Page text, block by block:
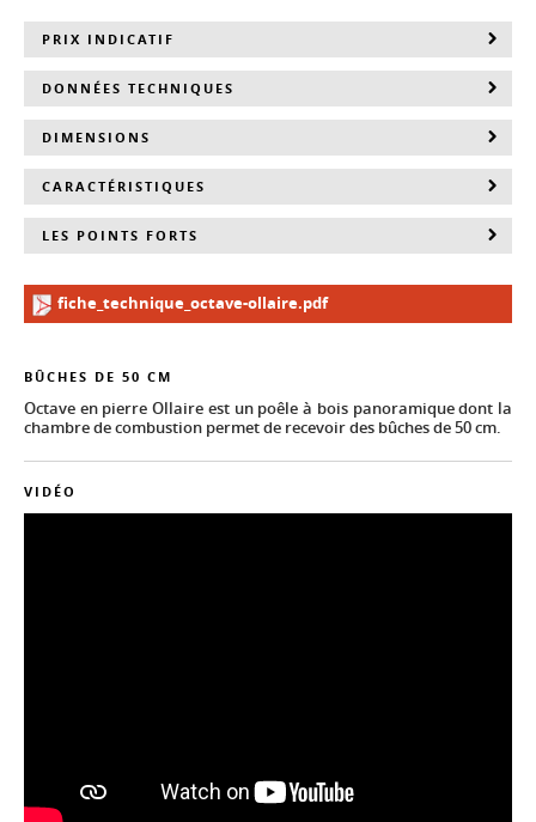
BÛCHES DE 50 CM
Octave en pierre Ollaire est un poêle à bois panoramique dont la
chambre de combustion permet de recevoir des bûches de 50 cm.
VIDÉO
PRIX INDICATIF
DONNÉES TECHNIQUES
DIMENSIONS
CARACTÉRISTIQUES
LES POINTS FORTS
fiche_technique_octave-ollaire.pdf